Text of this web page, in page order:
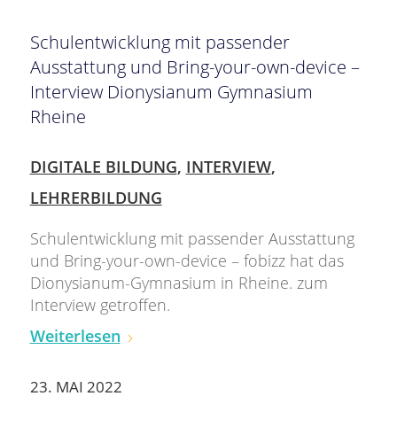
Schulentwicklung mit passender
Ausstattung und Bring-your-own-device –
Interview Dionysianum Gymnasium
Rheine
DIGITALE BILDUNG, INTERVIEW,
LEHRERBILDUNG
Schulentwicklung mit passender Ausstattung
und Bring-your-own-device – fobizz hat das
Dionysianum-Gymnasium in Rheine. zum
Interview getroffen.
Weiterlesen
23. MAI 2022